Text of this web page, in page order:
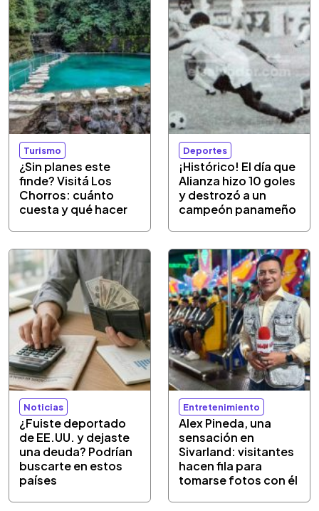
Turismo
¿Sin planes este
finde? Visitá Los
Chorros: cuánto
cuesta y qué hacer
Deportes
¡Histórico! El día que
Alianza hizo 10 goles
y destrozó a un
campeón panameño
Noticias
¿Fuiste deportado
de EE.UU. y dejaste
una deuda? Podrían
buscarte en estos
países
Entretenimiento
Alex Pineda, una
sensación en
Sivarland: visitantes
hacen fila para
tomarse fotos con él